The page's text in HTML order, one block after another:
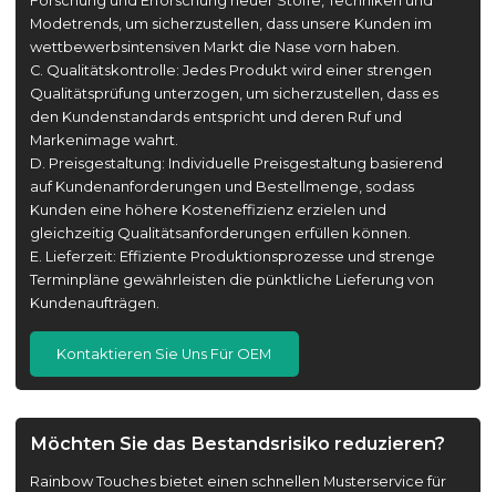
Modetrends, um sicherzustellen, dass unsere Kunden im
wettbewerbsintensiven Markt die Nase vorn haben.
C. Qualitätskontrolle: Jedes Produkt wird einer strengen
Qualitätsprüfung unterzogen, um sicherzustellen, dass es
den Kundenstandards entspricht und deren Ruf und
Markenimage wahrt.
D. Preisgestaltung: Individuelle Preisgestaltung basierend
auf Kundenanforderungen und Bestellmenge, sodass
Kunden eine höhere Kosteneffizienz erzielen und
gleichzeitig Qualitätsanforderungen erfüllen können.
E. Lieferzeit: Effiziente Produktionsprozesse und strenge
Terminpläne gewährleisten die pünktliche Lieferung von
Kundenaufträgen.
Kontaktieren Sie Uns Für OEM
Möchten Sie das Bestandsrisiko reduzieren?
Rainbow Touches bietet einen schnellen Musterservice für